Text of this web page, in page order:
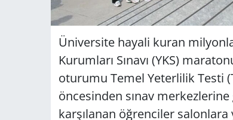
Üniversite hayali kuran
Kurumları Sınavı (YKS)
oturumu Temel Yeterlilik Testi
öncesinden sınav
karşılanan öğrenciler